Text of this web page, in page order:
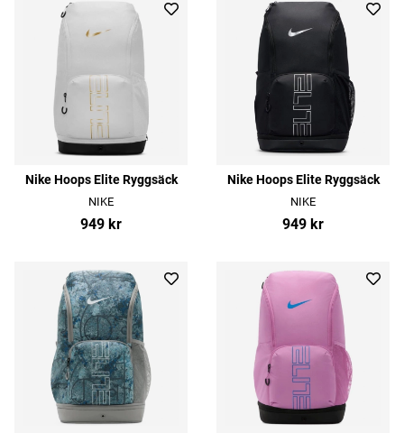
Nike Hoops Elite Ryggsäck
NIKE
949 kr
Nike Hoops Elite Ryggsäck
NIKE
949 kr